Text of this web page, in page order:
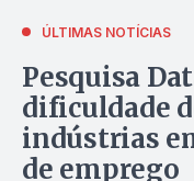
ÚLTIMAS NOTÍCIAS
Pesquisa
dificuldade
indústrias
de emprego